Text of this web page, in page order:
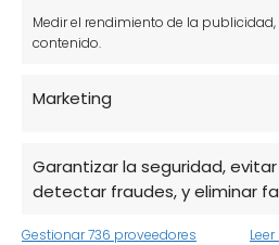
Medir el rendimiento de la
contenido.
Marketing
Garantizar la seguridad,
detectar fraudes, y eliminar
Gestionar 736 proveedores